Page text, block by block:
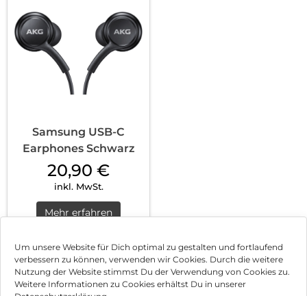
Um unsere Website für Dich optimal zu gestalten und fortlaufend
verbessern zu können, verwenden wir Cookies. Durch die weitere
Nutzung der Website stimmst Du der Verwendung von Cookies zu.
Weitere Informationen zu Cookies erhältst Du in unserer
Samsung USB-C
Earphones Schwarz
20,90 €
inkl. MwSt.
Mehr erfahren
Impressum